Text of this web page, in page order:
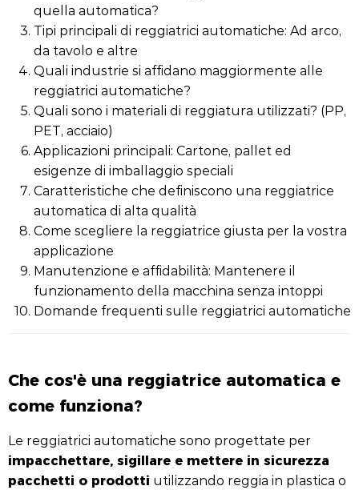
quella automatica?
Tipi principali di reggiatrici automatiche: Ad arco,
da tavolo e altre
Quali industrie si affidano maggiormente alle
reggiatrici automatiche?
Quali sono i materiali di reggiatura utilizzati? (PP,
PET, acciaio)
Applicazioni principali: Cartone, pallet ed
esigenze di imballaggio speciali
Caratteristiche che definiscono una reggiatrice
automatica di alta qualità
Come scegliere la reggiatrice giusta per la vostra
applicazione
Manutenzione e affidabilità: Mantenere il
funzionamento della macchina senza intoppi
Domande frequenti sulle reggiatrici automatiche
Che cos'è una reggiatrice automatica e
come funziona?
Le reggiatrici automatiche sono progettate per
impacchettare, sigillare e mettere in sicurezza
pacchetti o prodotti utilizzando reggia in plastica o